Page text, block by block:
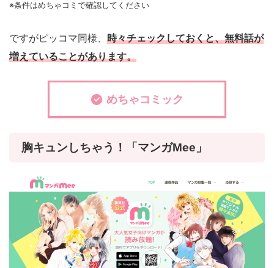
※条件はめちゃコミで確認してください
ですがピッコマ同様、 時々チェックしておくと、無料話が
増えていることがあります。
めちゃコミック
胸キュンしちゃう！「マンガMee」